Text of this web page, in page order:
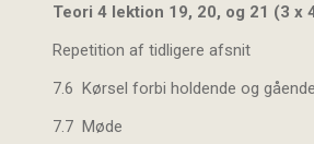
Teori 4 lektion 19, 20, og 21 (3 x
Repetition af tidligere afsnit
7.6 Kørsel forbi holdende og gående
7.7 Møde